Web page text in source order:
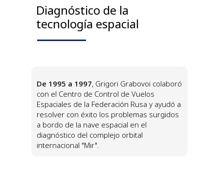
Diagnóstico de la
tecnología espacial
De 1995 a 1997, Grigori Grabovoi colaboró
con el Centro de Control de Vuelos
Espaciales de la Federación Rusa y ayudó a
resolver con éxito los problemas surgidos
a bordo de la nave espacial en el
diagnóstico del complejo orbital
internacional "Mir".